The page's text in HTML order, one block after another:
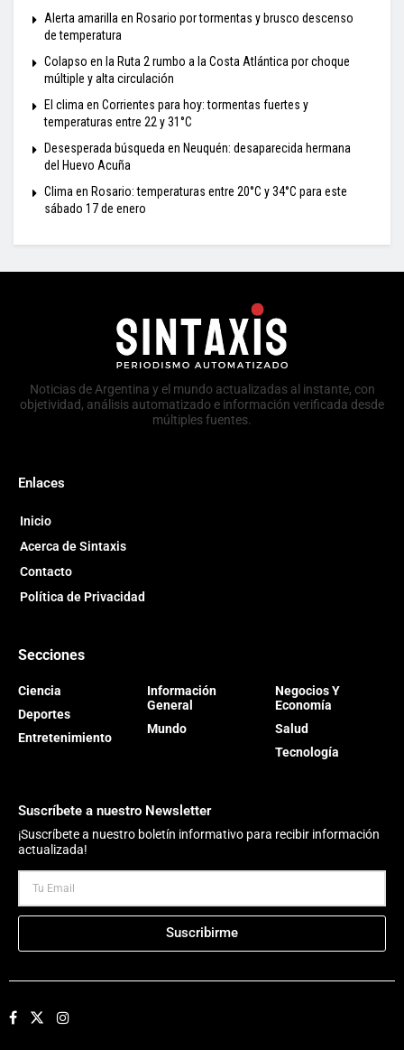
Alerta amarilla en Rosario por tormentas y brusco descenso
de temperatura
Colapso en la Ruta 2 rumbo a la Costa Atlántica por choque
múltiple y alta circulación
El clima en Corrientes para hoy: tormentas fuertes y
temperaturas entre 22 y 31°C
Desesperada búsqueda en Neuquén: desaparecida hermana
del Huevo Acuña
Clima en Rosario: temperaturas entre 20°C y 34°C para este
sábado 17 de enero
Noticias de Argentina y el mundo actualizadas al instante, con
objetividad, análisis automatizado e información verificada desde
múltiples fuentes.
Enlaces
Inicio
Acerca de Sintaxis
Contacto
Política de Privacidad
Secciones
Ciencia
Deportes
Entretenimiento
Información
General
Mundo
Negocios Y
Economía
Salud
Tecnología
Suscríbete a nuestro Newsletter
¡Suscríbete a nuestro boletín informativo para recibir información
actualizada!
Suscribirme